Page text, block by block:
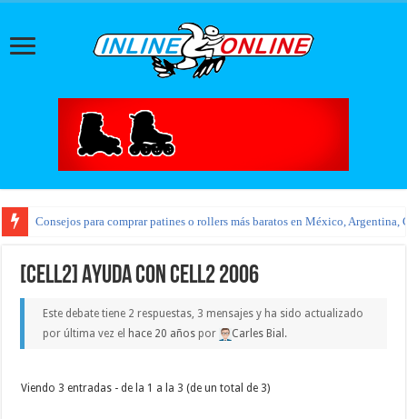
Consejos para comprar patines o rollers más baratos en México, Argentina,
[CELL2] Ayuda con Cell2 2006
Este debate tiene 2 respuestas, 3 mensajes y ha sido actualizado
por última vez el hace 20 añospor Carles Bial .
Viendo 3 entradas - de la 1 a la 3 (de un total de 3)